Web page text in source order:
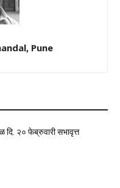
Pune
दि. २० फेब्रुवारी सभावृत्त